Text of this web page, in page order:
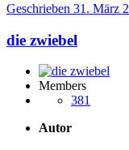
Geschrieben 31. März
die zwiebel
Members
381
Autor